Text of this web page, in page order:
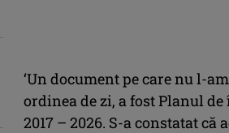
‘Un document pe care nu l-
ordinea de zi, a fost Planul
2017 – 2026. S-a constatat